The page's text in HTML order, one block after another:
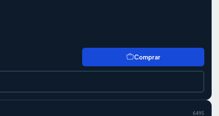
Comprar
6495